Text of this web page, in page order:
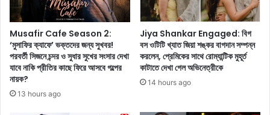
র
ক
র
বে
ক
ক
রো
চ
থে
কে
ডি
সে
ম্ব
র
প
র্য
Musafir Cafe Season 2:
‘মুসাফির ক্যাফে’ ভক্তদের জন্য সুখবর!
পরবর্তী সিজনে চন্দর ও সুধার সুখের সংসার দেখা
যাবে নাকি প্রীতির কাছে ফিরে আসবে গল্পের
নায়ক?
13 hours ago
Jiya Shankar Engaged: বিগ
বস ওটিটি খ্যাত জিয়া শঙ্কর বাগদান সম্পন্ন
করলেন, প্রেমিকের সাথে রোম্যান্টিক মুহূর্ত
কাটাতে দেখা গেল অভিনেত্রীকে
14 hours ago